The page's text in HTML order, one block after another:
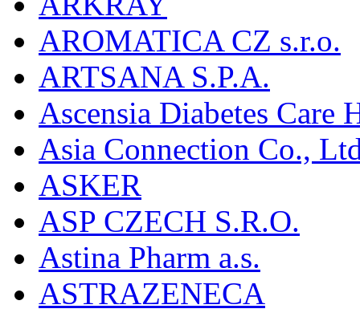
AROMATICA CZ s.r.o.
ARTSANA S.P.A.
Ascensia Diabetes Care
Asia Connection Co.,
ASKER
ASP CZECH S.R.O.
Astina Pharm a.s.
ASTRAZENECA